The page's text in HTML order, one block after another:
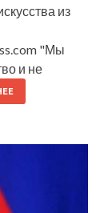
из
"Мы
и не